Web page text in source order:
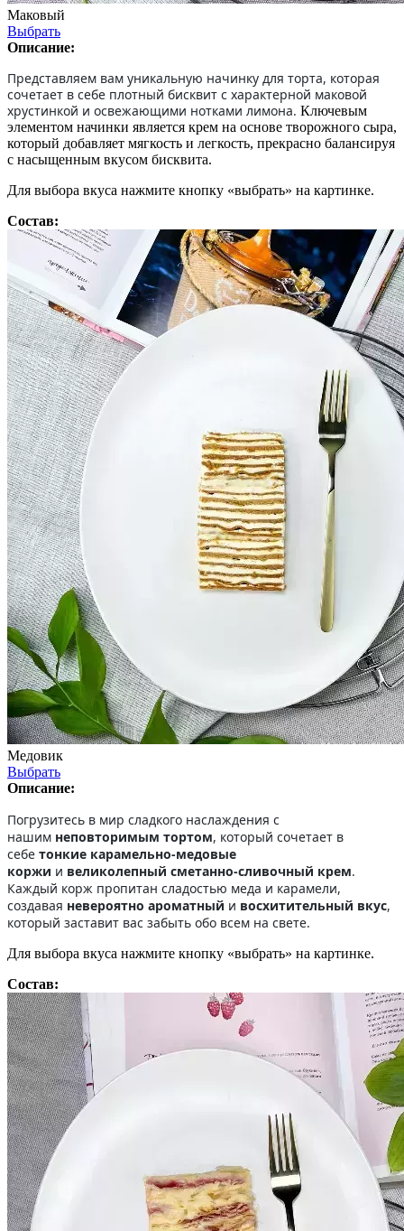
Маковый
Выбрать
Описание:
Представляем вам уникальную начинку для торта, которая
сочетает в себе плотный бисквит с характерной маковой
хрустинкой и освежающими нотками лимона. Ключевым
элементом начинки является крем на основе творожного сыра,
который добавляет мягкость и легкость, прекрасно балансируя
с насыщенным вкусом бисквита.
Для выбора вкуса нажмите кнопку «выбрать» на картинке.
Состав:
Медовик
Выбрать
Описание:
Погрузитесь в мир сладкого наслаждения с
нашим неповторимым тортом, который сочетает в
себе тонкие карамельно-медовые
коржи и великолепный сметанно-сливочный крем.
Каждый корж пропитан сладостью меда и карамели,
создавая невероятно ароматный и восхитительный вкус,
который заставит вас забыть обо всем на свете.
Для выбора вкуса нажмите кнопку «выбрать» на картинке.
Состав: